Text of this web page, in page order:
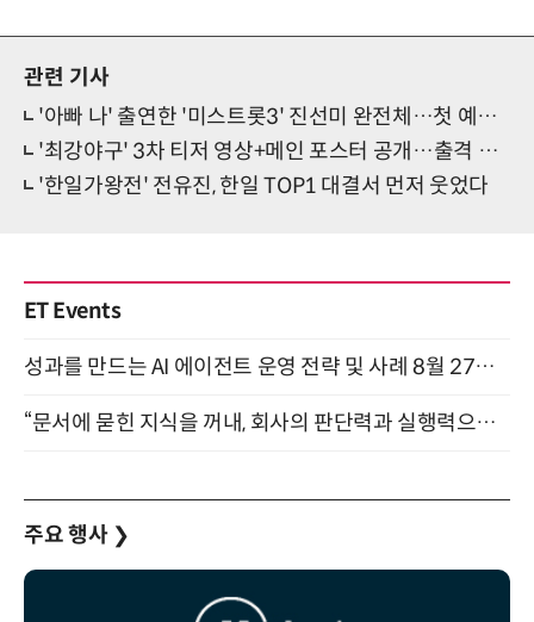
관련 기사
'아빠 나' 출연한 '미스트롯3' 진선미 완전체…첫 예능 신고식
'최강야구' 3차 티저 영상+메인 포스터 공개…출격 준비 완료
'한일가왕전' 전유진, 한일 TOP1 대결서 먼저 웃었다
ET Events
성과를 만드는 AI 에이전트 운영 전략 및 사례 8월 27일 개최
“문서에 묻힌 지식을 꺼내, 회사의 판단력과 실행력으로 바꾸다” (8/20)
주요 행사 ❯